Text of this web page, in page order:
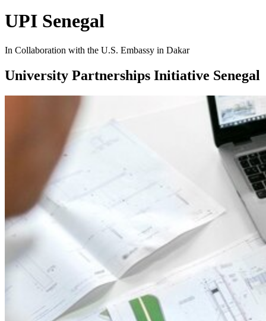
UPI Senegal
In Collaboration with the U.S. Embassy in Dakar
University Partnerships Initiative Senegal